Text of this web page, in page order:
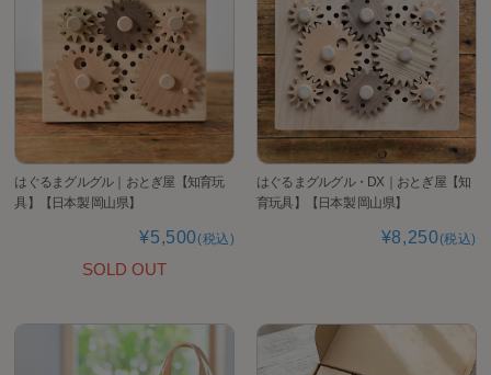
はぐるまグルグル｜おとぎ屋【知育玩
具】【日本製 岡山県】
¥5,500(税込)
SOLD OUT
はぐるまグルグル・DX｜おとぎ屋【知
育玩具】【日本製 岡山県】
¥8,250(税込)